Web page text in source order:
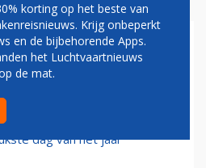
in Frankrijk
dag van het jaar
korting op het beste van
Krijg onbeperkt
en de bijbehorende Apps.
het Luchtvaartnieuws
de mat.